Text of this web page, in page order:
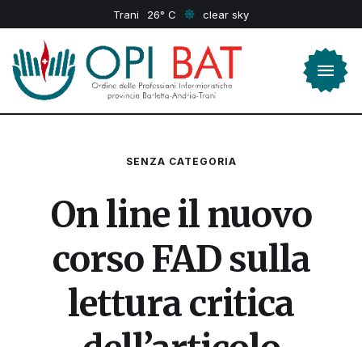
Trani 26 clear sky
SENZA CATEGORIA
On line il nuovo
corso FAD sulla
lettura critica